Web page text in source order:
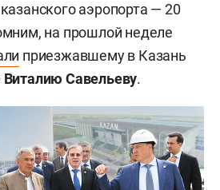
аэропорта — 20
на прошлой неделе
приезжавшему в Казань
Виталию Савельеву.